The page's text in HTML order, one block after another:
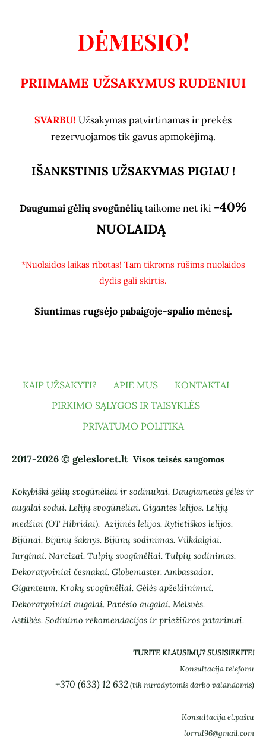
DĖMESIO!
PRIIMAME UŽSAKYMUS RUDENIUI
SVARBU! Užsakymas patvirtinamas ir prekės
rezervuojamos tik gavus apmokėjimą.
IŠANKSTINIS UŽSAKYMAS PIGIAU !
Daugumai gėlių svogūnėlių taikome net iki -40%
NUOLAIDĄ
*Nuolaidos laikas ribotas! Tam tikroms rūšims nuolaidos
dydis gali skirtis.
Siuntimas rugsėjo pabaigoje-spalio mėnesį.
KAIP UŽSAKYTI? APIE MUS
KONTAKTAI
PIRKIMO SĄLYGOS IR TAISYKLĖS
PRIVATUMO POLITIKA
2017-2026 © gelesloret.lt Visos teisės saugomos
Kokybiški gėlių svogūnėliai ir sodinukai. Daugiametės gėlės ir
augalai sodui. Lelijų svogūnėliai. Gigantės lelijos. Lelijų
medžiai (OT Hibridai).Azijinės lelijos. Rytietiškos lelijos.
Bijūnai. Bijūnų šaknys. Bijūnų sodinimas. Vilkdalgiai.
Jurginai. Narcizai. Tulpių svogūnėliai. Tulpių sodinimas.
Dekoratyviniai česnakai. Globemaster. Ambassador.
Giganteum. Krokų svogūnėliai. Gėlės apželdinimui.
Dekoratyviniai augalai. Pavėsio augalai. Melsvės.
Astilbės. Sodinimo rekomendacijos ir priežiūros patarimai.
TURITE KLAUSIMŲ? SUSISIEKITE!
Konsultacija telefonu
+370 (633) 12 632(tik nurodytomis darbo valandomis)
Konsultacija el.paštu
lorral96@gmail.com